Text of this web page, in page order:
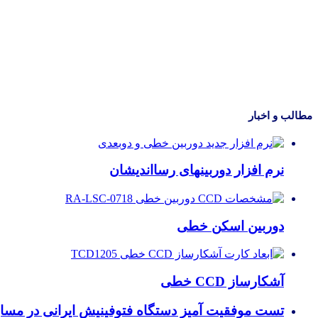
مطالب و اخبار
نرم افزار دوربینهای رسااندیشان
دوربین اسکن خطی
آشکارساز CCD خطی
تست موفقیت آمیز دستگاه فتوفینیش ایرانی در